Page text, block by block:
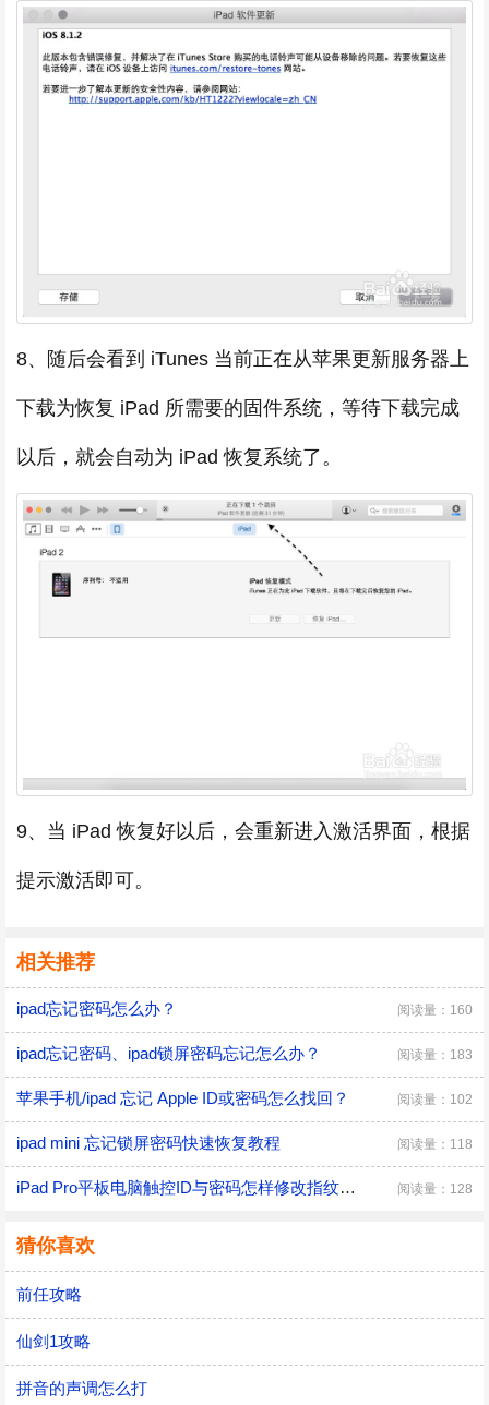
8、随后会看到 iTunes 当前正在从苹果更新服务器上
下载为恢复 iPad 所需要的固件系统，等待下载完成
以后，就会自动为 iPad 恢复系统了。
9、当 iPad 恢复好以后，会重新进入激活界面，根据
提示激活即可。
相关推荐
ipad忘记密码怎么办？ 阅读量：160
ipad忘记密码、ipad锁屏密码忘记怎么办？ 阅读量：183
苹果手机/ipad 忘记 Apple ID或密码怎么找回？ 阅读量：102
ipad mini 忘记锁屏密码快速恢复教程 阅读量：118
iPad Pro平板电脑触控ID与密码怎样修改指纹名称 阅读量：128
猜你喜欢
前任攻略
仙剑1攻略
拼音的声调怎么打